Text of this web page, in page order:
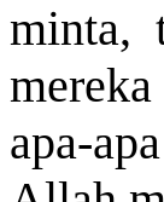
minta,
apa-